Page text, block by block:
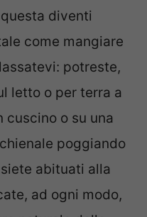
diventi
come mangiare
potreste,
letto o per terra a
cuscino o su una
poggiando
abituati alla
ad ogni modo,